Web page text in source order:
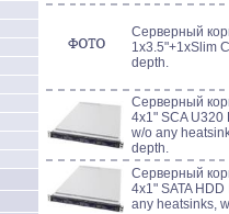
Серверный
1x3.5"+1xSlim
depth.
Серверный
4x1" SCA U320
w/o any
depth.
Серверный
4x1" SATA
any heatsinks,